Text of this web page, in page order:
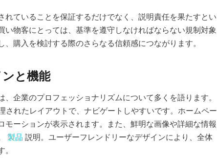
れていることを保証するだけでなく、説明責任を果たすとい
い物客にとっては、基準を遵守しなければならない規制対象
購入を検討する際のさらなる信頼感につながります。
と機能
企業のプロフェッショナリズムについて多くを語ります。
されたレイアウトで、ナビゲートしやすいです。ホームペー
モーションが表示されます。また、鮮明な画像や詳細な情報
製品 説明。ユーザーフレンドリーなデザインにより、全体